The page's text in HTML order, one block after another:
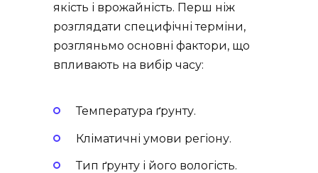
якість і врожайність. Перш ніж
розглядати специфічні терміни,
розгляньмо основні фактори, що
впливають на вибір часу:
Температура ґрунту.
Кліматичні умови регіону.
Тип ґрунту і його вологість.